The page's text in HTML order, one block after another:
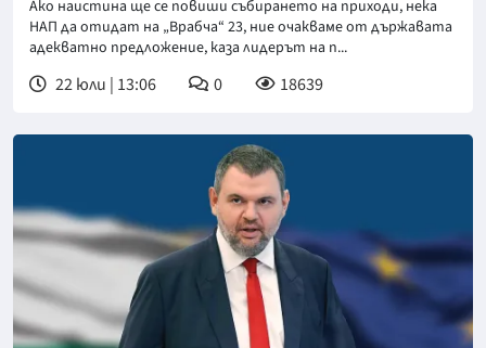
Ако наистина ще се повиши събирането на приходи, нека
НАП да отидат на „Врабча“ 23, ние очакваме от държавата
адекватно предложение, каза лидерът на п...
22 юли | 13:06 0 18639